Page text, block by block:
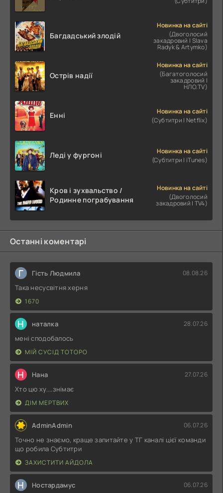
Багдадський злодій
Новинка на сайті
(Двоголосий
закадровий | Slava
Radyk & Artymko)
Острів надії
Новинка на сайті
(Багатоголосий
закадровий |
НЛО.TV)
Енні
Новинка на сайті
(Субтитри | Netflix)
Леді у фургоні
Новинка на сайті
(Субтитри | iTunes)
Кров і зухвальство /
Родинне пограбування
Новинка на сайті
(Двоголосий
закадровий | TV4)
Останні коментарі
Г Гість Людмила 08.08.26
Така несусвітня херня
1670
Н наталка 28.07.26
мені сподобалось
МІЙ СУСІД ТОТОРО
Н Нана 27.07.26
Хто цю ху....знімає
ДІМ МЕРТВИХ
AdminAdmin 06.07.26
Точно не знаємо, краще запитайте у ТГ каналі цієї команди
що робила Субтитри
ЗАХИСТИТИ АЙДОЛА
Н Ностардамус 06.07.26